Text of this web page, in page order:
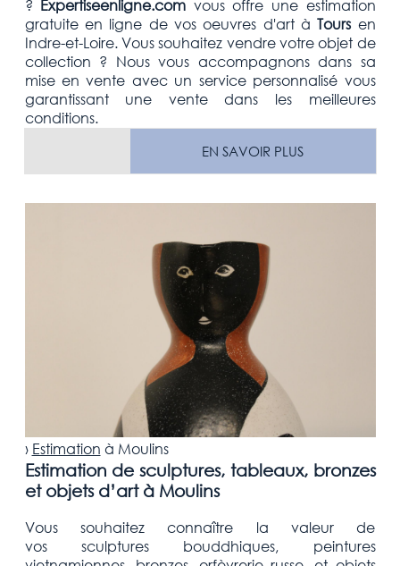
? Expertiseenligne.com vous offre une estimation
gratuiteen ligne de vos oeuvres d'art à Tours en
Indre-et-Loire. Vous souhaitez vendre votreobjet de
collection ? Nous vous accompagnons dans sa
mise en vente avec un service personnalisé vous
garantissant une vente dans les meilleures
conditions.
EN SAVOIR PLUS
› Estimation à Moulins
Estimation de sculptures, tableaux, bronzes
et objets d’art à Moulins
Vous souhaitez connaître la valeur de
vos sculptures bouddhiques, peintures